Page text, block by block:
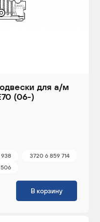
для а/м
(06-)
938
3720 6 859 714
506
В корзину